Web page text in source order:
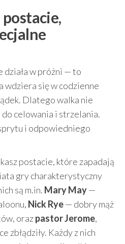
działa w próżni — to
wdziera się w codzienne
Dlatego walka nie
do celowania i strzelania.
i odpowiedniego
postacie, które zapadają
gry charakterystyczny
są m.in. Mary May—
Nick Rye— dobry mąż
orazpastor Jerome,
zbłądziły. Każdy z nich